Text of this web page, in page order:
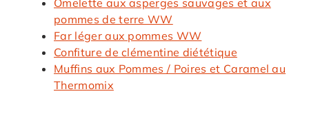
pommes de terre WW
Far léger aux pommes WW
Confiture de clémentine diététique
Muffins aux Pommes / Poires et Caramel au
Thermomix